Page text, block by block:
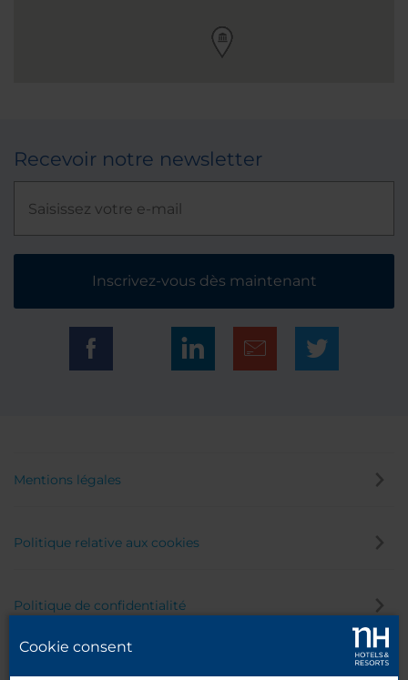
Recevoir notre newsletter
Inscrivez-vous dès maintenant
Mentions légales
Politique relative aux cookies
Politique de confidentialité
Cookie consent